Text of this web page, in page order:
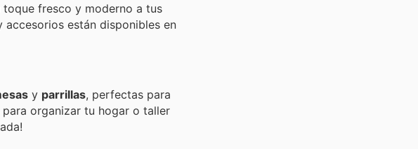
toque fresco y moderno a tus
están disponibles en
y parrillas, perfectas para
para organizar tu hogar o taller